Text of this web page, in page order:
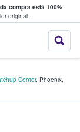
compra está 100%
original.
donde
Center, Phoenix,